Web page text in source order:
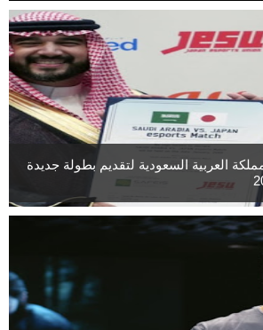
العربية السعودية لتقديم بطولة جديدة